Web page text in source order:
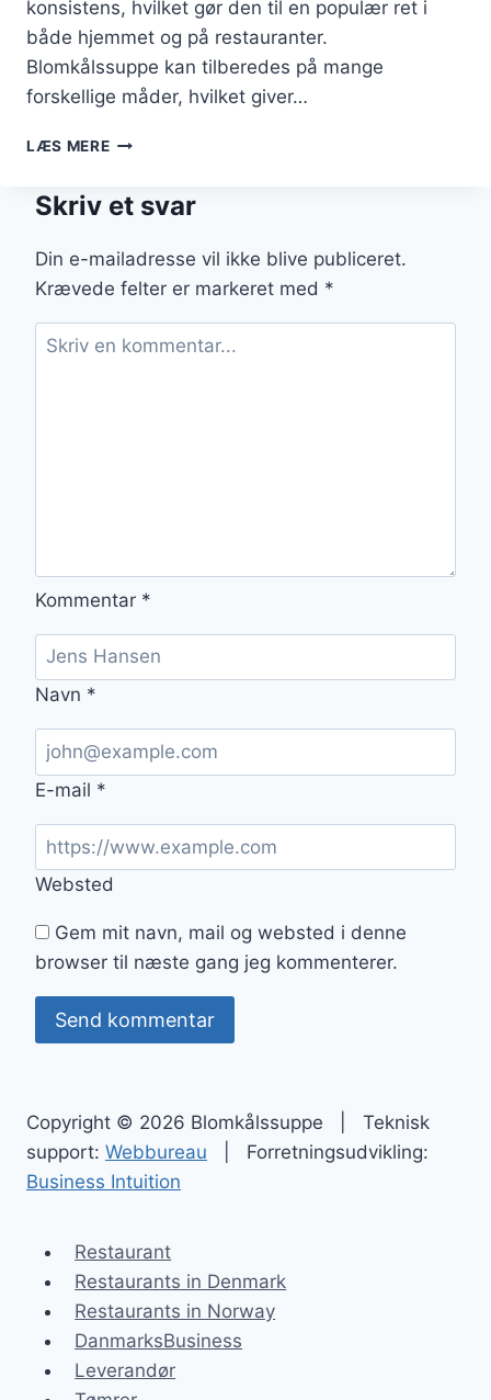
konsistens, hvilket gør den til en populær ret i
både hjemmet og på restauranter.
Blomkålssuppe kan tilberedes på mange
forskellige måder, hvilket giver…
LÆS MEREBLOMKÅLSSUPPE
FOR
SØDME
Skriv et svar
Din e-mailadresse vil ikke blive publiceret.
Krævede felter er markeret med *
Kommentar *
Navn *
E-mail *
Websted
Gem mit navn, mail og websted i denne
browser til næste gang jeg kommenterer.
Copyright © 2026 Blomkålssuppe | Teknisk
support: Webbureau | Forretningsudvikling:
Business Intuition
Restaurant
Restaurants in Denmark
Restaurants in Norway
DanmarksBusiness
Leverandør